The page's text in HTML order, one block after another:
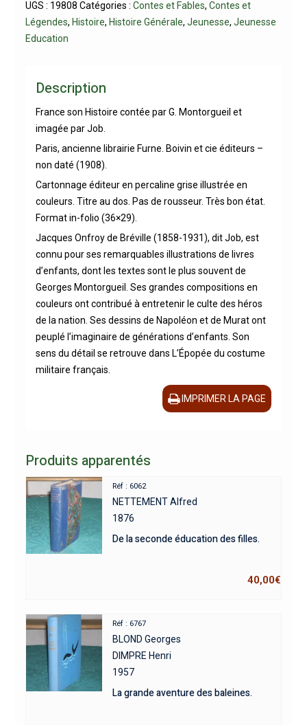
UGS : 19808 Catégories : Contes et Fables, Contes et
Légendes, Histoire, Histoire Générale, Jeunesse, Jeunesse
Education
Description
France son Histoire contée par G. Montorgueil et
imagée par Job.
Paris, ancienne librairie Furne. Boivin et cie éditeurs –
non daté (1908).
Cartonnage éditeur en percaline grise illustrée en
couleurs. Titre au dos. Pas de rousseur. Très bon état.
Format in-folio (36×29).
Jacques Onfroy de Bréville (1858-1931), dit Job, est
connu pour ses remarquables illustrations de livres
d’enfants, dont les textes sont le plus souvent de
Georges Montorgueil. Ses grandes compositions en
couleurs ont contribué à entretenir le culte des héros
de la nation. Ses dessins de Napoléon et de Murat ont
peuplé l’imaginaire de générations d’enfants. Son
sens du détail se retrouve dans L’Épopée du costume
militaire français.
IMPRIMER LA PAGE
Produits apparentés
Réf : 6062
NETTEMENT Alfred
1876
De la seconde éducation des filles.
40,00€
Réf : 6767
BLOND Georges
DIMPRE Henri
1957
La grande aventure des baleines.